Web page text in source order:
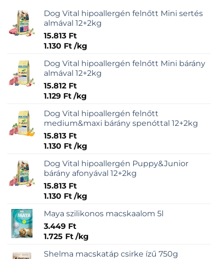
változatok
termékoldalon
választhatók
Dog Vital hipoallergén felnőtt Mini sertés
almával 12+2kg
15.813 Ft
1.130 Ft /kg
Dog Vital hipoallergén felnőtt Mini bárány
almával 12+2kg
15.812 Ft
1.129 Ft /kg
Dog Vital hipoallergén felnőtt
medium&maxi bárány spenóttal 12+2kg
15.813 Ft
1.130 Ft /kg
Dog Vital hipoallergén Puppy&Junior
bárány afonyával 12+2kg
15.813 Ft
1.130 Ft /kg
Maya szilikonos macskaalom 5l
3.449 Ft
1.725 Ft /kg
Shelma macskatáp csirke ízű 750g